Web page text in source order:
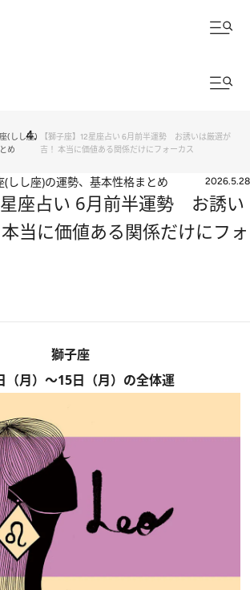
(しし座)
め
【獅子座】12星座占い 6月前半運勢 お誘いは厳選が
吉！ 本当に価値ある関係だけにフォーカス
(しし座)の運勢、基本性格まとめ 2026.5.28
星座占い 6月前半運勢 お誘い
当に価値ある関係だけにフォ
獅子座
（月）～15日（月）の全体運